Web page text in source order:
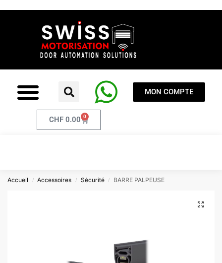
MON COMPTE
CHF0.00 0
Accueil / Accessoires / Sécurité / BARRE PALPEUSE